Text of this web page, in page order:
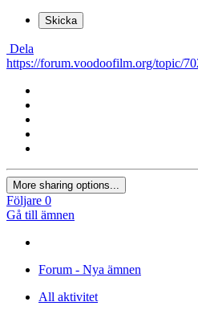
Skicka
Dela
https://forum.voodoofilm.org/topic/
More sharing options...
Följare 0
Gå till ämnen
Forum - Nya ämnen
All aktivitet